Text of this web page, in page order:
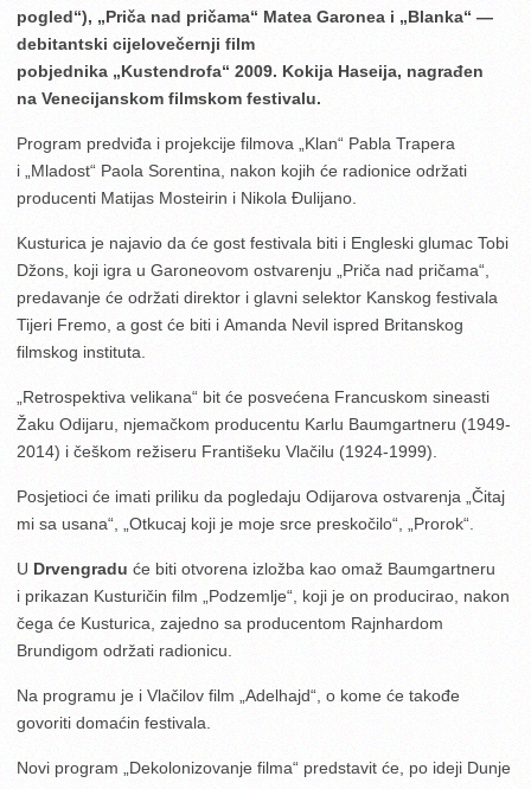
pogled“), „Priča nad pričama“ Matea Garonea i „Blanka“ —
debitantski cijelovečernji film
pobjednika „Kustendrofa“ 2009. Kokija Haseija, nagrađen
na Venecijanskom filmskom festivalu.
Program predviđa i projekcije filmova „Klan“ Pabla Trapera
i „Mladost“ Paola Sorentina, nakon kojih će radionice održati
producenti Matijas Mosteirin i Nikola Đulijano.
Kusturica je najavio da će gost festivala biti i Engleski glumac Tobi
Džons, koji igra u Garoneovom ostvarenju „Priča nad pričama“,
predavanje će održati direktor i glavni selektor Kanskog festivala
Tijeri Fremo, a gost će biti i Amanda Nevil ispred Britanskog
filmskog instituta.
„Retrospektiva velikana“ bit će posvećena Francuskom sineasti
Žaku Odijaru, njemačkom producentu Karlu Baumgartneru (1949-
2014) i češkom režiseru Františeku Vlačilu (1924-1999).
Posjetioci će imati priliku da pogledaju Odijarova ostvarenja „Čitaj
mi sa usana“, „Otkucaj koji je moje srce preskočilo“, „Prorok“.
U Drvengradu će biti otvorena izložba kao omaž Baumgartneru
i prikazan Kusturičin film „Podzemlje“, koji je on producirao, nakon
čega će Kusturica, zajedno sa producentom Rajnhardom
Brundigom održati radionicu.
Na programu je i Vlačilov film „Adelhajd“, o kome će takođe
govoriti domaćin festivala.
Novi program „Dekolonizovanje filma“ predstavit će, po ideji Dunje